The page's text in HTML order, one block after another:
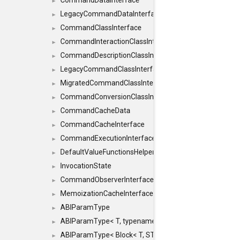
► LegacyCommandDataInterface
► CommandClassInterface
► CommandInteractionClassInterface
► CommandDescriptionClassInterface
► LegacyCommandClassInterface
► MigratedCommandClassInterface
► CommandConversionClassInterface
► CommandCacheData
► CommandCacheInterface
► CommandExecutionInterface
► DefaultValueFunctionsHelper< const Result<
► InvocationState
► CommandObserverInterface
► MemoizationCacheInterface
► ABIParamType
► ABIParamType< T, typename std::enable_if<
► ABIParamType< Block< T, STRIDED, MOVE > >